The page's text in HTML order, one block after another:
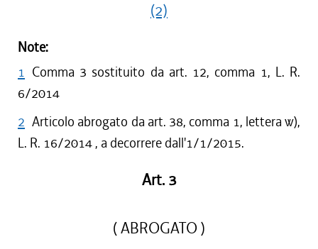
(2)
Note:
1 Comma 3 sostituito da art. 12, comma 1, L. R.
6/2014
2 Articolo abrogato da art. 38, comma 1, lettera w),
L. R. 16/2014 , a decorrere dall'1/1/2015.
Art. 3
( ABROGATO )